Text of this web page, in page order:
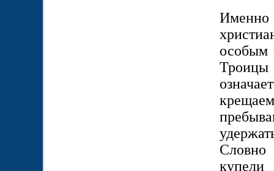
особым
Словно
купели